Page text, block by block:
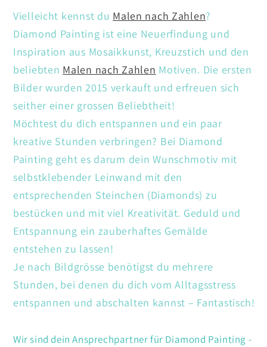
Vielleicht kennst du Malen nach Zahlen?
Diamond Painting ist eine Neuerfindung und
Inspiration aus Mosaikkunst, Kreuzstich und den
beliebten Malen nach Zahlen Motiven. Die ersten
Bilder wurden 2015 verkauft und erfreuen sich
seither einer grossen Beliebtheit!
Möchtest du dich entspannen und ein paar
kreative Stunden verbringen? Bei Diamond
Painting geht es darum dein Wunschmotiv mit
selbstklebender Leinwand mit den
entsprechenden Steinchen (Diamonds) zu
bestücken und mit viel Kreativität. Geduld und
Entspannung ein zauberhaftes Gemälde
entstehen zu lassen!
Je nach Bildgrösse benötigst du mehrere
Stunden, bei denen du dich vom Alltagsstress
entspannen und abschalten kannst – Fantastisch!
Wir sind dein Ansprechpartner für Diamond Painting -